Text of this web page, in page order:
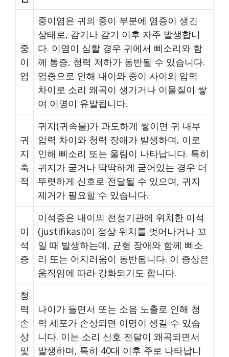
중
이
염
중이염은 귀의 중이 부분에 염증이 생긴
상태로, 감기나 감기 이후 자주 발생합니
다. 이염이 심할 경우 귀에서 삐소리와 함
께 통증, 청력 저하가 동반될 수 있습니다.
염증으로 인해 내이와 중이 사이의 압력
차이로 소리 왜곡이 생기거나 이물질이 쌓
여 이명이 유발됩니다.
귀
지
축
적
귀지(귀속물)가 과도하게 쌓이면 귀 내부
압력 차이와 청력 장애가 발생하며, 이로
인해 삐소리 또는 울림이 나타납니다. 특히
귀지가 굳거나 딱딱하게 굳어있는 경우 더
뚜렷하게 신호로 전달될 수 있으며, 귀지
제거가 필요할 수 있습니다.
이
석
증
이석증은 내이의 전정기관에 위치한 이석
(justifikasi)이 정상 위치를 벗어나거나 꼬
일 때 발생하는데, 균형 장애와 함께 삐소
리 또는 어지러움이 동반됩니다. 이 증상은
움직임에 따라 강화되기도 합니다.
청
력
손
상
및
나이가 들면서 또는 소음 노출로 인해 청
력 세포가 손상되면 이명이 생길 수 있습
니다. 이는 소리 신호 전달이 왜곡되면서
발생하며, 특히 40대 이후 주로 나타납니